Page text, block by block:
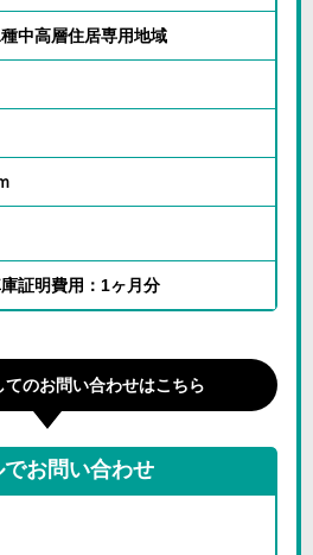
中高層住居専用地域
庫証明費用：1ヶ月分
てのお問い合わせはこちら
でお問い合わせ